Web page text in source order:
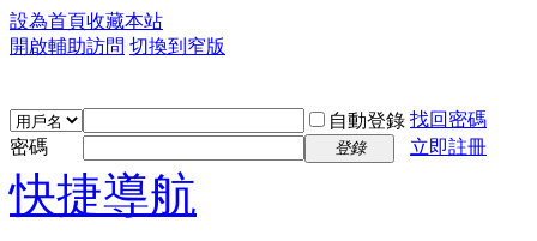
設為首頁收藏本站
開啟輔助訪問 切換到窄版
自動登錄 找回密碼
密碼
登錄 立即註冊
快捷導航